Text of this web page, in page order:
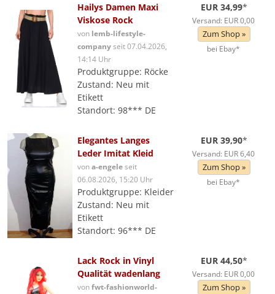
Hailys Damen Maxi
Viskose Rock
von lemb-lifestyle-
companyseit 07.04.2026,
14:14 Uhr
Produktgruppe: Röcke
Zustand: Neu mit
Etikett
Standort: 98*** DE
EUR 34,99*
Versand: EUR 0,00
Zum Shop »
bei Ebay*
Elegantes Langes
Leder Imitat Kleid
vona-engeleseit
06.08.2026, 15:20 Uhr
Produktgruppe: Kleider
Zustand: Neu mit
Etikett
Standort: 96*** DE
EUR 39,90*
Versand: EUR 6,40
Zum Shop »
bei Ebay*
Lack Rock in Vinyl
Qualität wadenlang
vonfwt-fashionworld-
EUR 44,50*
Versand: EUR 0,00
Zum Shop »